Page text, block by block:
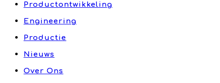
Productontwikkeling
Engineering
Productie
Nieuws
Over Ons